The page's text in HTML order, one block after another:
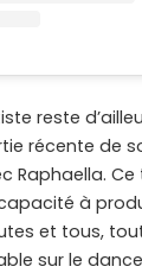
reste
récente de
Raphaella. Ce
à
et tous,
sur le